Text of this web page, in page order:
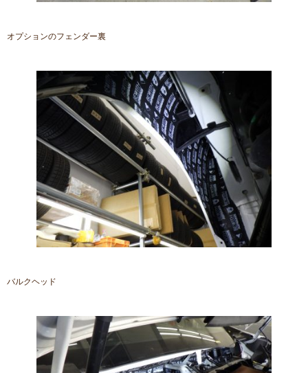
オプションのフェンダー裏
バルクヘッド